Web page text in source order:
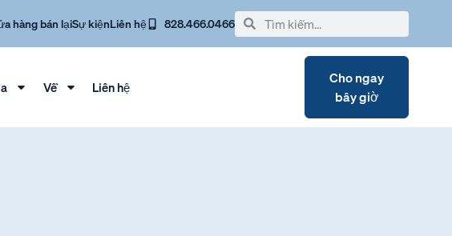
hàng bán lạiSự kiệnLiên hệ 828.466.0466
Về Liên hệ
Cho ngay
bây giờ